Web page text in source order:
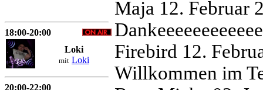
18:00-20:00
Loki
mit Loki
20:00-22:00
Maja 12. Februar
Firebird 12.
Willkommen im